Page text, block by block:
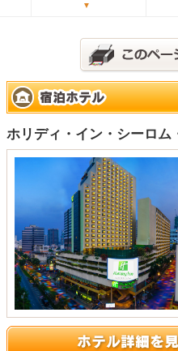
▼
ホリディ・イン・シーロム